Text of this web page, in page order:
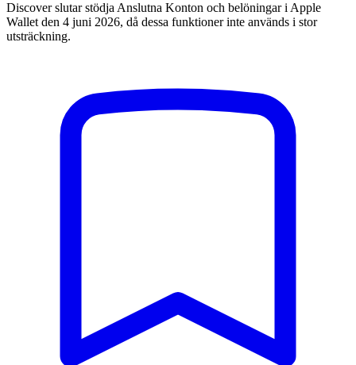
Discover slutar stödja Anslutna Konton och belöningar i Apple
Wallet den 4 juni 2026, då dessa funktioner inte används i stor
utsträckning.